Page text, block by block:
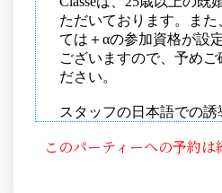
このパーティーへの予約は